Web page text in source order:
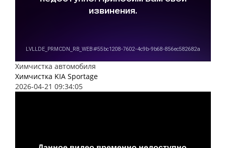
Химчистка автомобиля
Химчистка KIA Sportage
2026-04-21 09:34:05